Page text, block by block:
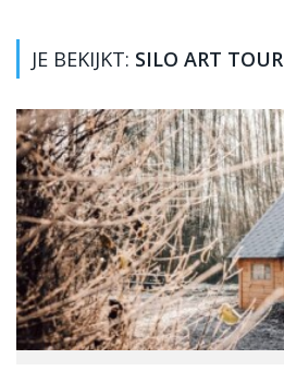
JE BEKIJKT: SILO ART TOUR